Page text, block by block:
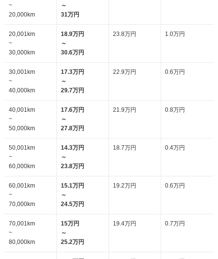
~
20,000km
～
31万円
20,001km
~
30,000km
18.9万円
～
30.6万円
23.8万円 1.0万円
30,001km
~
40,000km
17.3万円
～
29.7万円
22.9万円 0.6万円
40,001km
~
50,000km
17.6万円
～
27.8万円
21.9万円 0.8万円
50,001km
~
60,000km
14.3万円
～
23.8万円
18.7万円 0.4万円
60,001km
~
70,000km
15.1万円
～
24.5万円
19.2万円 0.6万円
70,001km
~
80,000km
15万円
～
25.2万円
19.4万円 0.7万円